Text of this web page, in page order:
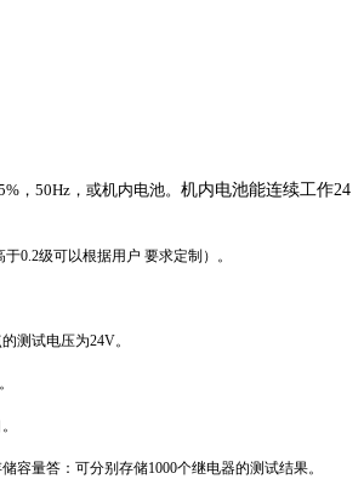
，50Hz，或机内电池。 机内电池能连续工作24
0.2级可以根据用户 要求定制）。
测试电压为24V。
容量答：可分别存储1000个继电器的测试结果。